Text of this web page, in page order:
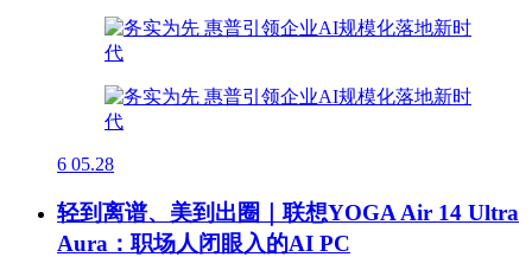
6 05.28
轻到离谱、美到出圈｜联想YOGA Air 14 Ultra
Aura：职场人闭眼入的AI PC